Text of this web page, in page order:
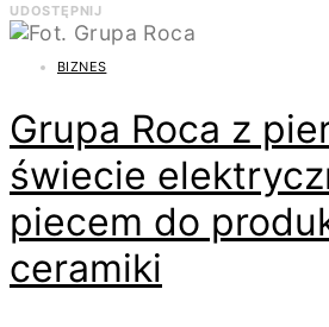
UDOSTĘPNIJ
BIZNES
Grupa Roca z
świecie
piecem do
ceramiki